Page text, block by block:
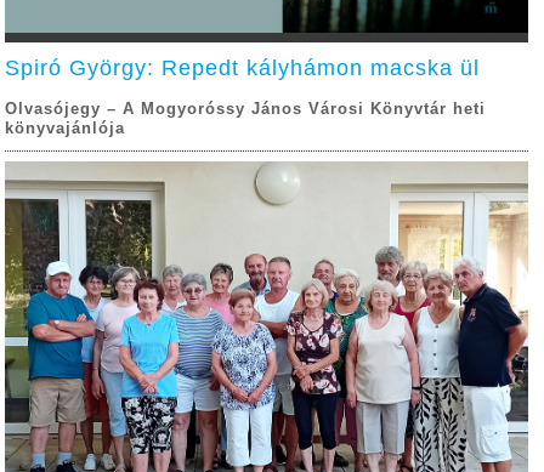
Spiró György: Repedt kályhámon macska ül
Olvasójegy – A Mogyoróssy János Városi Könyvtár heti
könyvajánlója